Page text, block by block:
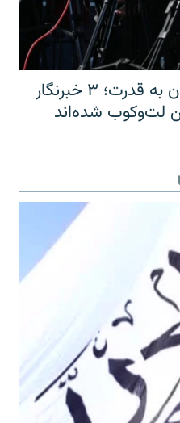
یک سالگی بازگشت طالبان به قدرت؛ ۳ خبرنگار